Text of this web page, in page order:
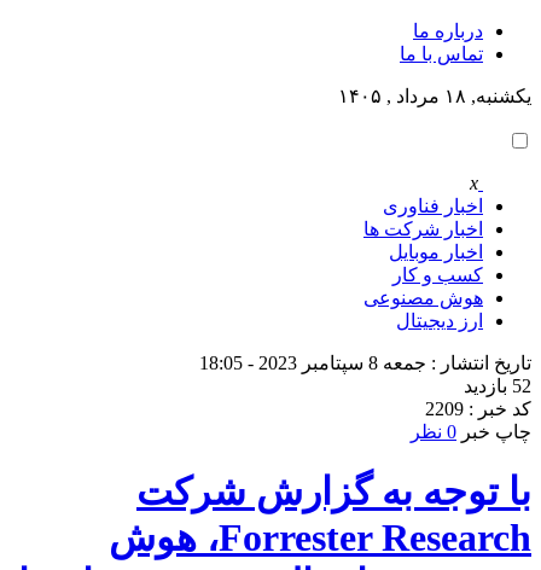
درباره ما
تماس با ما
یکشنبه, ۱۸ مرداد , ۱۴۰۵
x
اخبار فناوری
اخبار شرکت ها
اخبار موبایل
کسب و کار
هوش مصنوعی
ارز دیجیتال
تاریخ انتشار : جمعه 8 سپتامبر 2023 - 18:05
52 بازدید
کد خبر : 2209
چاپ خبر 0 نظر
با توجه به گزارش شرکت
Forrester Research، هوش